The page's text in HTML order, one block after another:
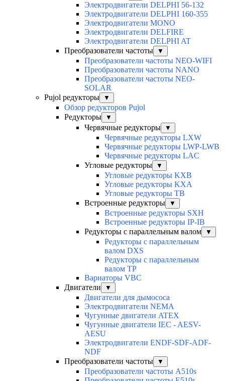
Электродвигатели DELPHI 56-132
Электродвигатели DELPHI 160-355
Электродвигатели MONO
Электродвигатели DELFIRE
Электродвигатели DELPHI AT
Преобразователи частоты
▼
Преобразователи частоты NEO-WIFI
Преобразователи частоты NANO
Преобразователи частоты NEO-
SOLAR
Pujol редукторы
▼
Обзор редукторов Pujol
Редукторы
▼
Червячные редукторы ▼
Червячные редукторы LXW
Червячные редукторы LWP-LWB
Червячные редукторы LAC
Угловые редукторы
▼
Угловые редукторы KXB
Угловые редукторы KXA
Угловые редукторы TB
Встроенные редукторы
▼
Встроенные редукторы SXH
Встроенные редукторы IP-IB
Редукторы с параллельным валом
▼
Редукторы с параллельным
валом DXS
Редукторы с параллельным
валом TP
Вариаторы VBC
Двигатели
▼
Двигатели для дымососа
Электродвигатели NEMA
Чугунные двигатели ATEX
Чугунные двигатели IEC - AESV-
AESU
Электродвигатели ENDF-SDF-ADF-
NDF
Преобразователи частоты
▼
Преобразователи частоты A510s